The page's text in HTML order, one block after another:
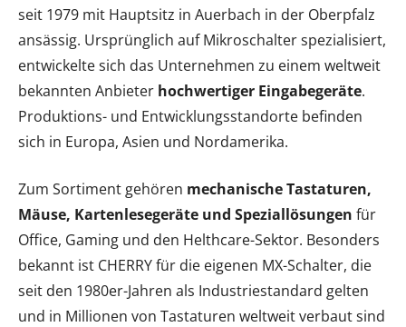
seit 1979 mit Hauptsitz in Auerbach in der Oberpfalz
ansässig. Ursprünglich auf Mikroschalter spezialisiert,
entwickelte sich das Unternehmen zu einem weltweit
bekannten Anbieter hochwertiger Eingabegeräte.
Produktions- und Entwicklungsstandorte befinden
sich in Europa, Asien und Nordamerika.
Zum Sortiment gehören mechanische Tastaturen,
Mäuse, Kartenlesegeräte und Speziallösungen für
Office, Gaming und den Helthcare-Sektor. Besonders
bekannt ist CHERRY für die eigenen MX-Schalter, die
seit den 1980er-Jahren als Industriestandard gelten
und in Millionen von Tastaturen weltweit verbaut sind